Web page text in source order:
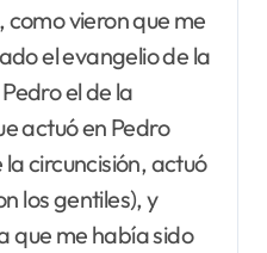
vieron que me
el evangelio de la
el de la
actuó en Pedro
circuncisión, actuó
los gentiles), y
que me había sido